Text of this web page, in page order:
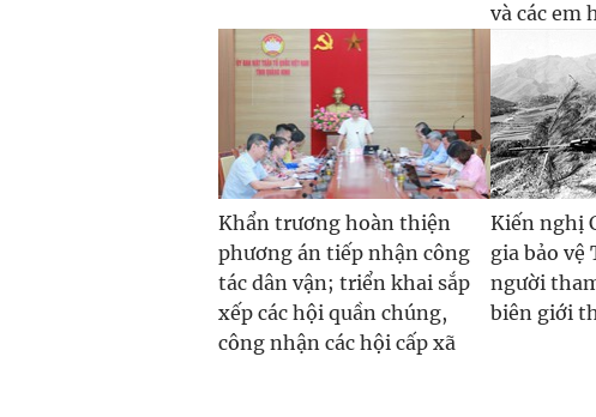
và các em
Khẩn trương hoàn thiện
phương án tiếp nhận công
tác dân vận; triển khai sắp
xếp các hội quần chúng,
công nhận các hội cấp xã
Kiến nghị
gia bảo vệ
người
biên giới